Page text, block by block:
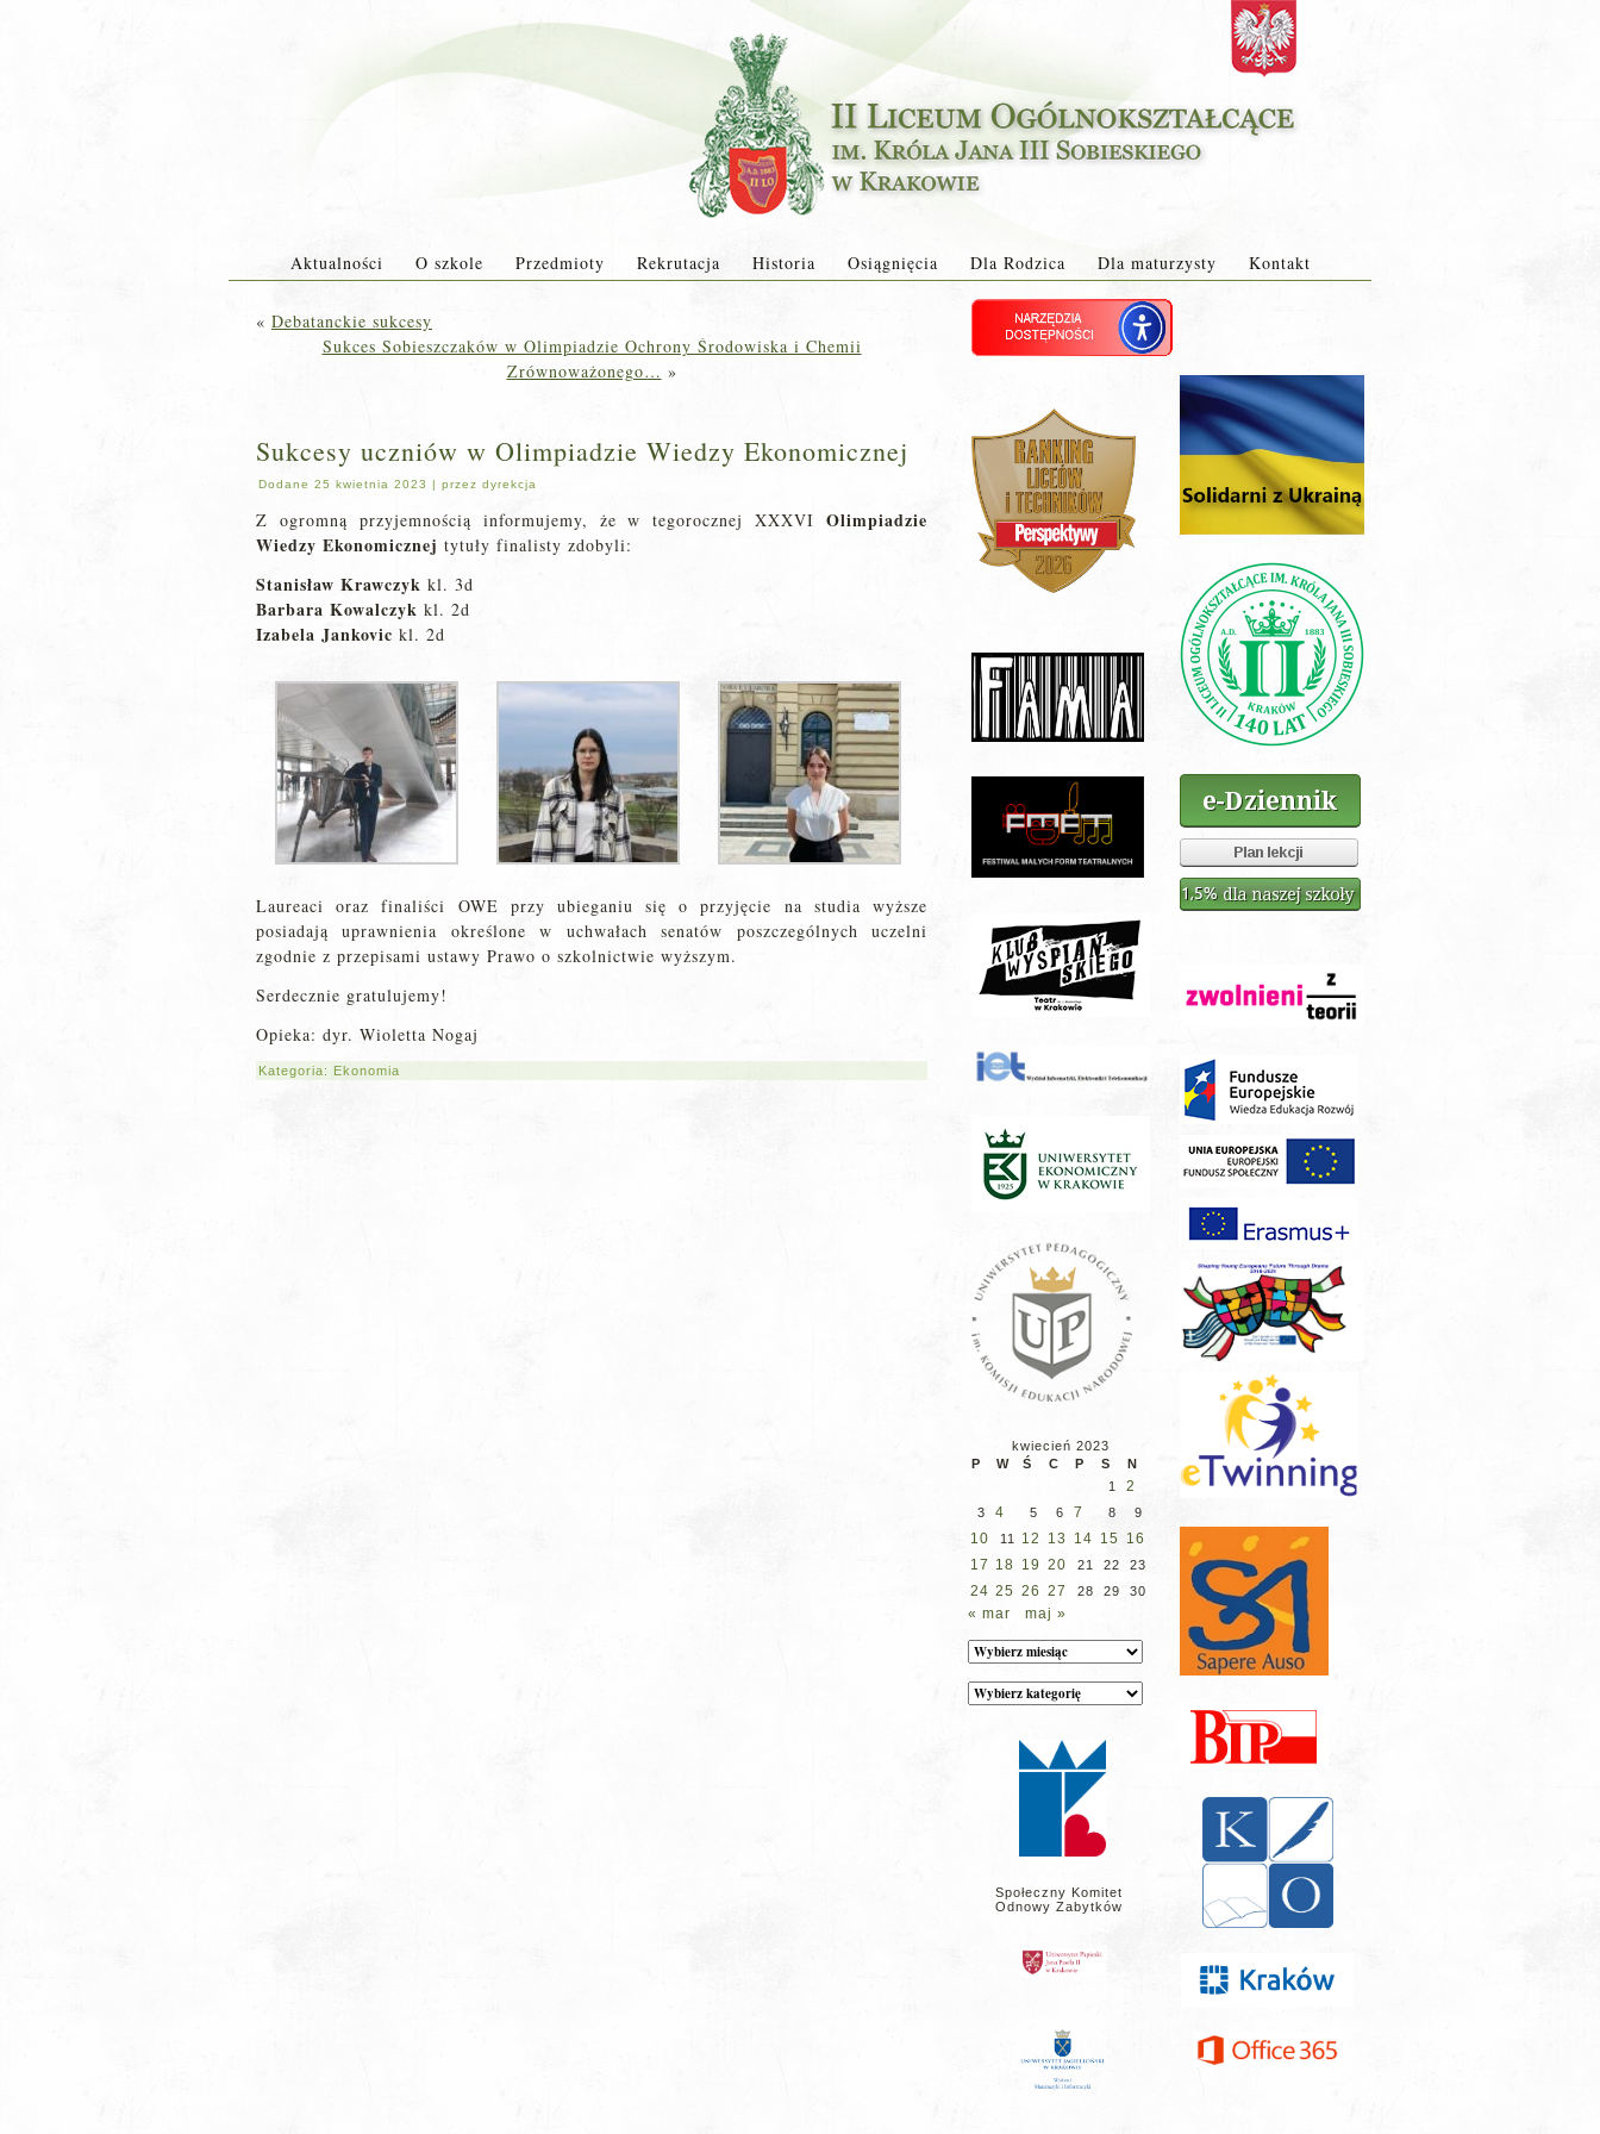
Aktualności O szkole Przedmioty Rekrutacja Historia Osiągnięcia Dla Rodzica Dla maturzysty Kontakt
« Debatanckie sukcesy
Sukces Sobieszczaków w Olimpiadzie Ochrony Środowiska i Chemii
Zrównoważonego… »
Sukcesy uczniów w Olimpiadzie Wiedzy Ekonomicznej
Dodane 25 kwietnia 2023 | przez dyrekcja
Z ogromną przyjemnością informujemy, że w tegorocznej XXXVI Olimpiadzie
Wiedzy Ekonomicznej tytuły finalisty zdobyli:
Stanisław Krawczyk kl. 3d
Barbara Kowalczyk kl. 2d
Izabela Jankovic kl. 2d
Laureaci oraz finaliści OWE przy ubieganiu się o przyjęcie na studia wyższe
posiadają uprawnienia określone w uchwałach senatów poszczególnych uczelni
zgodnie z przepisami ustawy Prawo o szkolnictwie wyższym.
Serdecznie gratulujemy!
Opieka: dyr. Wioletta Nogaj
Kategoria: Ekonomia
kwiecień 2023
P
W Ś C P S
N
1
2
3 4 5 6 7 8 9
10 11 12 13 14 15
16
17 18 19 20 21 22 23
24 25 26 27 28 29 30
« mar maj »
Archiwum
Kategorie
wpisów
Społeczny Komitet
Odnowy Zabytków